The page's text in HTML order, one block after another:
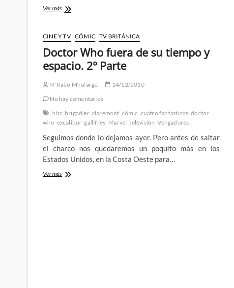
Ver másCarol
es
la
Capitana
Marvel
ni
Woman
(II):
elefante
rosa
CINE Y TV CÓMIC TV BRITÁNICA
Doctor Who fuera de su tiempo y
espacio. 2º Parte
M'Rabo Mhulargo
14/12/2010
No hay comentarios
bbc brigadier claremont cómic cuatro fantasticos doctor
who excalibur gallifrey Marvel televisión Vengadores
Seguimos donde lo dejamos ayer. Pero antes de saltar
el charco nos quedaremos un poquito más en los
Estados Unidos, en la Costa Oeste para…
Ver másDoctor